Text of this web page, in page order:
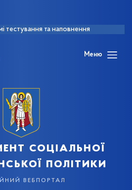
тестування та наповнення
Меню
соціальної
політики
вебпортал